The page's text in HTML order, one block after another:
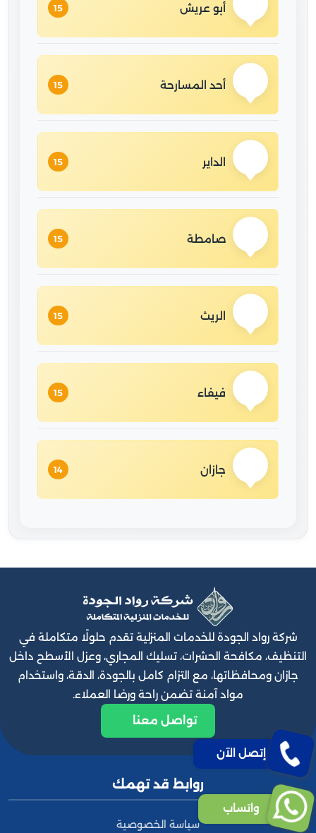
أبو عريش 15
أحد المسارحة 15
الداير 15
صامطة 15
الريث 15
فيفاء 15
جازان 14
شركة رواد الجودة للخدمات المنزلية تقدم حلولًا متكاملة في
التنظيف، مكافحة الحشرات، تسليك المجاري، وعزل الأسطح داخل
جازان ومحافظاتها، مع التزام كامل بالجودة، الدقة، واستخدام
مواد آمنة تضمن راحة ورضا العملاء.
تواصل معنا
روابط قد تهمك
سياسة الخصوصية
إتصل الآن
واتساب